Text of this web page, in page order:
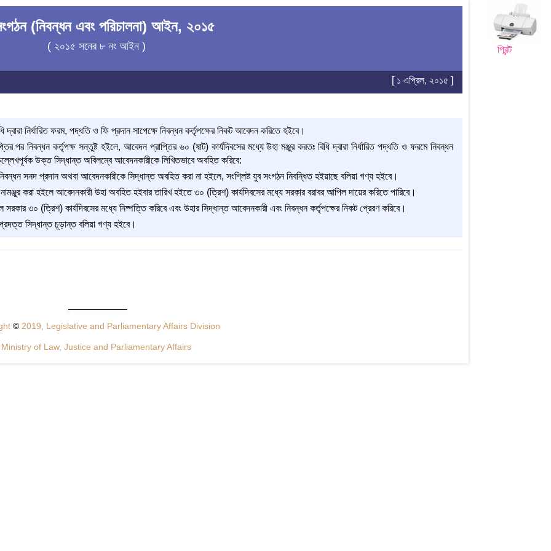
প্রিন্ট
(নিবন্ধন এবং পরিচালনা) আইন, ২০১৫
( ২০১৫ সনের ৮ নং আইন )
[ ১ এপ্রিল, ২০১৫ ]
নির্ধারিত ফরম, পদ্ধতি ও ফি প্রদান সাপেক্ষে নিবন্ধন কর্তৃপক্ষের নিকট আবেদন করিতে হইবে।
পর নিবন্ধন কর্তৃপক্ষ সন্তুষ্ট হইলে, আবেদন প্রাপ্তির ৬০ (ষাট) কার্যদিবসের মধ্যে উহা মঞ্জুর করতঃ বিধি দ্বারা নির্ধারিত পদ্ধতি ও ফরমে নিবন্ধন
উক্ত সিদ্ধান্ত অবিলম্বে আবেদনকারীকে লিখিতভাবে অবহিত করিবে:
সনদ প্রদান অথবা আবেদনকারীকে সিদ্ধান্ত অবহিত করা না হইলে, সংশ্লিষ্ট যুব সংগঠন নিবন্ধিত হইয়াছে বলিয়া গণ্য হইবে।
করা হইলে আবেদনকারী উহা অবহিত হইবার তারিখ হইতে ৩০ (ত্রিশ) কার্যদিবসের মধ্যে সরকার বরাবর আপিল দায়ের করিতে পারিবে।
৩০ (ত্রিশ) কার্যদিবসের মধ্যে নিষ্পত্তি করিবে এবং উহার সিদ্ধান্ত আবেদনকারী এবং নিবন্ধন কর্তৃপক্ষের নিকট প্রেরণ করিবে।
সিদ্ধান্ত চূড়ান্ত বলিয়া গণ্য হইবে।
©2019, Legislative and Parliamentary Affairs Division
Ministry of Law, Justice and Parliamentary Affairs